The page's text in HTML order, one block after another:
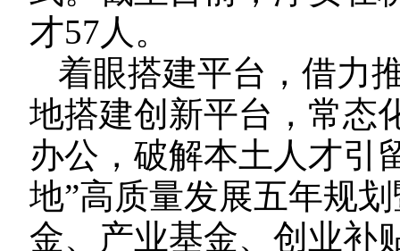
才57人。
着眼搭建平台，借力
地搭建创新平台，常态
办公，破解本土人才引
地”高质量发展五年规
金、产业基金、创业补